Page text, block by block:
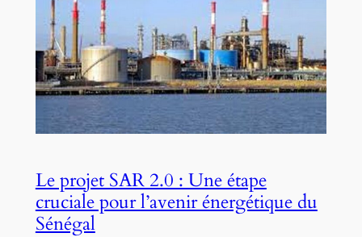
Le projet SAR 2.0 : Une étape
cruciale pour l’avenir énergétique du
Sénégal